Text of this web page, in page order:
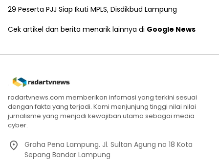
29 Peserta PJJ Siap Ikuti MPLS, Disdikbud Lampung
Cek artikel dan berita menarik lainnya di Google News
radartvnews.com memberikan infomasi yang terkini sesuai
dengan fakta yang terjadi. Kami menjunjung tinggi nilai nilai
jurnalisme yang menjadi kewajiban utama sebagai media
cyber.
Graha Pena Lampung. Jl. Sultan Agung no 18 Kota
Sepang Bandar Lampung